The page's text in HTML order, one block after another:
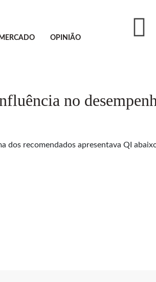
MERCADO OPINIÃO
no
recomendados apresentava QI